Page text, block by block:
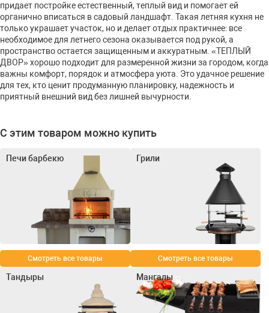
придает постройке естественный, теплый вид и помогает ей
органично вписаться в садовый ландшафт. Такая летняя кухня не
только украшает участок, но и делает отдых практичнее: все
необходимое для летнего сезона оказывается под рукой, а
пространство остается защищенным и аккуратным. «ТЕПЛЫЙ
ДВОР» хорошо подходит для размеренной жизни за городом, когда
важны комфорт, порядок и атмосфера уюта. Это удачное решение
для тех, кто ценит продуманную планировку, надежность и
приятный внешний вид без лишней вычурности.
С этим товаром можно купить
Печи барбекю
Смотреть все товары
Грили
Смотреть все товары
Тандыры Мангалы